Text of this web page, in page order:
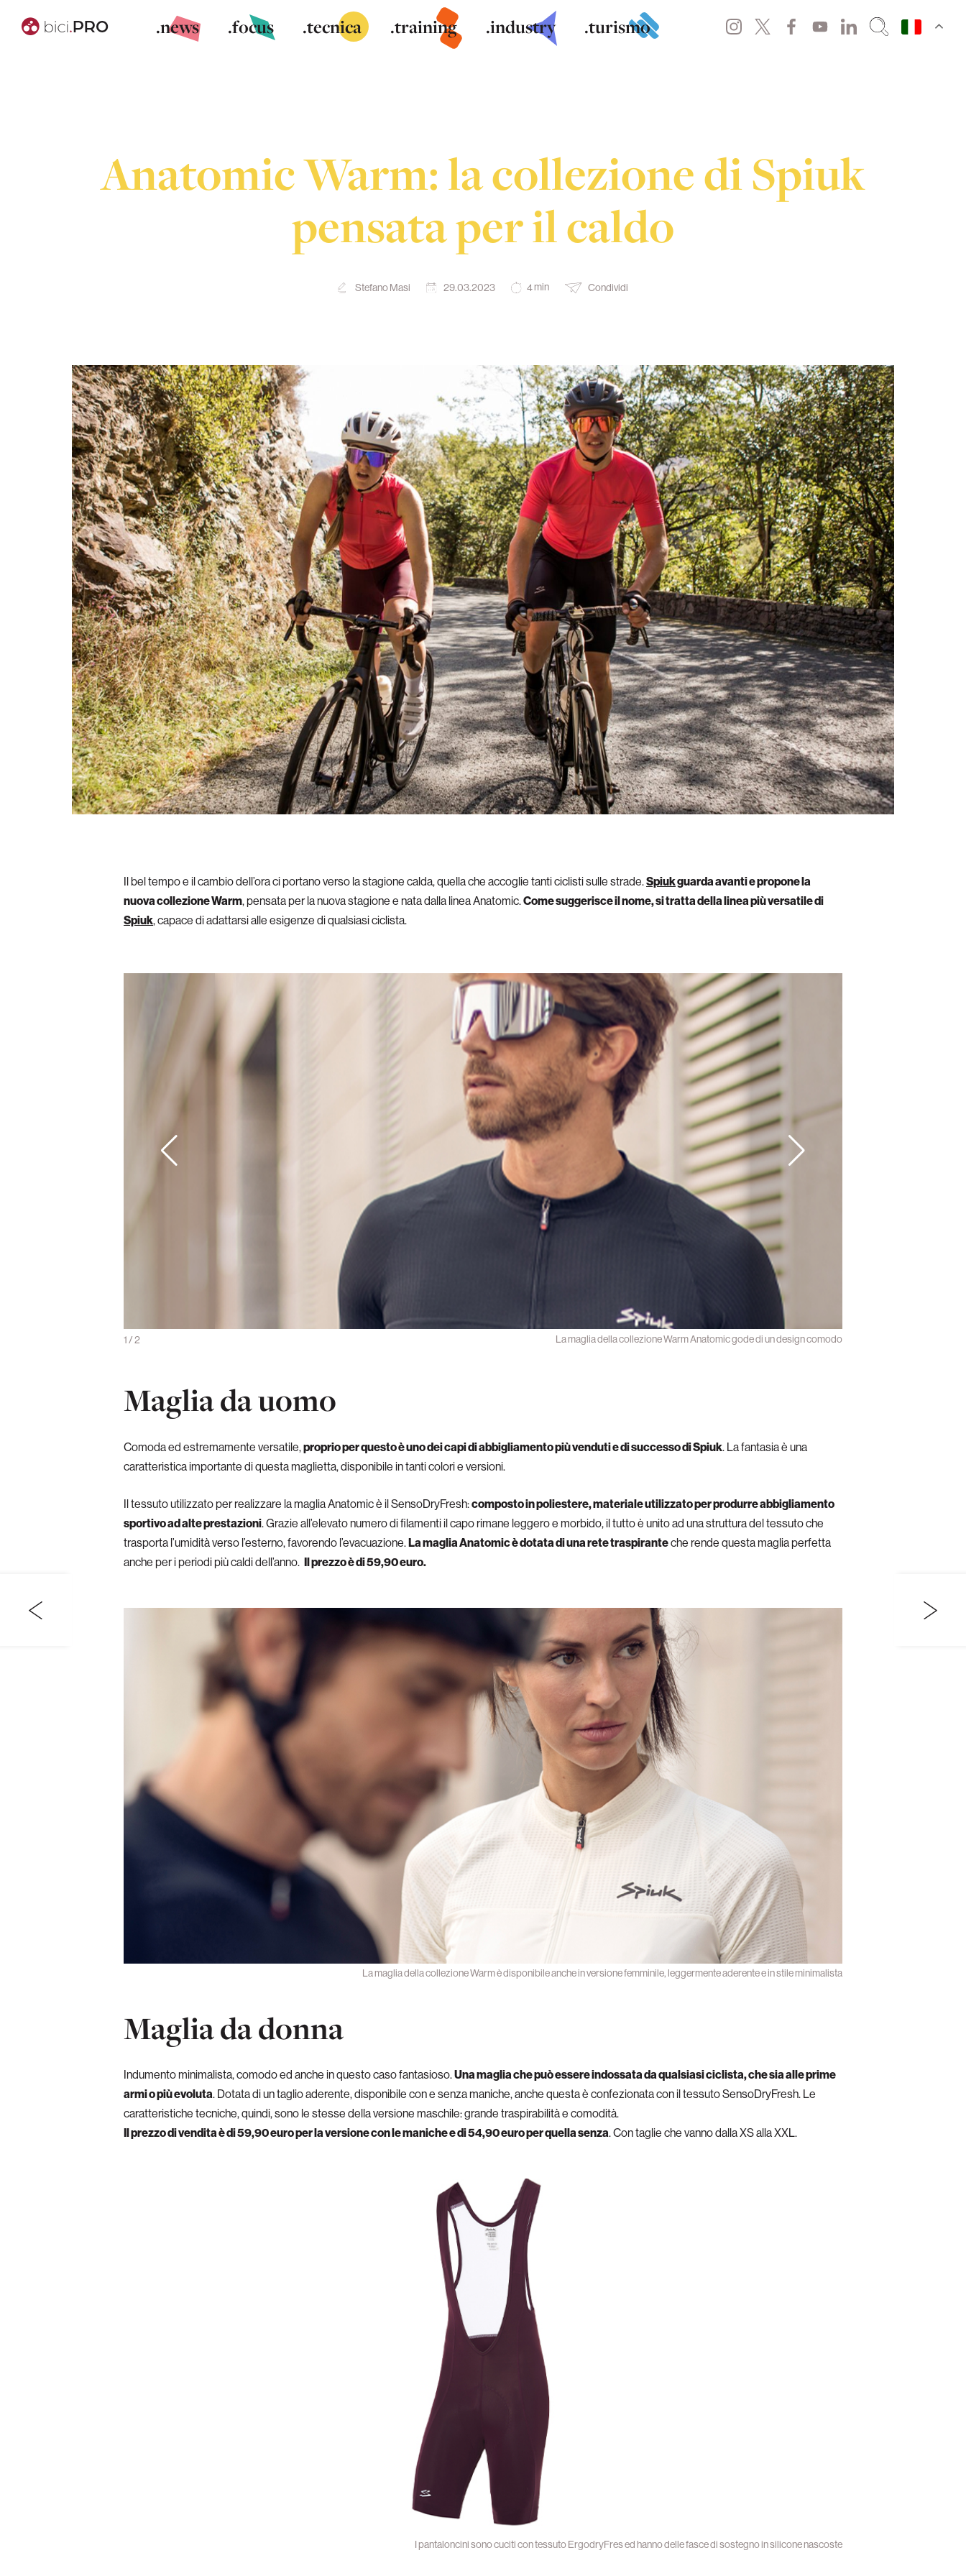
.news .focus .tecnica .training .industry .turismo
Anatomic Warm: la collezione di Spiuk
pensata per il caldo
Stefano Masi 29.03.2023 4min Condividi
Il bel tempo e il cambio dell’ora ci portano verso la stagione calda, quella che accoglie tanti ciclisti sulle strade.Spiukguarda avanti e propone la
nuova collezione Warm, pensata per la nuova stagione e nata dalla linea Anatomic.Come suggerisce il nome, si tratta della linea più versatile di
Spiuk, capace di adattarsi alle esigenze di qualsiasi ciclista.
La maglia della collezione Warm Anatomic gode di un design comodo
1/2
Maglia da uomo
Comoda ed estremamente versatile,proprio per questo è uno dei capi di abbigliamento più venduti e di successo di Spiuk. La fantasia è una
caratteristica importante di questa maglietta, disponibile in tanti colori e versioni.
Il tessuto utilizzato per realizzare la maglia Anatomic è il SensoDryFresh:composto in poliestere, materiale utilizzato per produrre abbigliamento
sportivo ad alte prestazioni. Grazie all’elevato numero di filamenti il capo rimane leggero e morbido, il tutto è unito ad una struttura del tessuto che
trasporta l’umidità verso l’esterno, favorendo l’evacuazione.La maglia Anatomic è dotata di una rete traspiranteche rende questa maglia perfetta
anche per i periodi più caldi dell’anno. Il prezzo è di 59,90 euro.
La maglia della collezione Warm è disponibile anche in versione femminile, leggermente aderente e in stile minimalista
Maglia da donna
Indumento minimalista, comodo ed anche in questo caso fantasioso.Una maglia che può essere indossata da qualsiasi ciclista, che sia alle prime
armi o più evoluta. Dotata di un taglio aderente, disponibile con e senza maniche, anche questa è confezionata con il tessuto SensoDryFresh. Le
caratteristiche tecniche, quindi, sono le stesse della versione maschile: grande traspirabilità e comodità.
Il prezzo di vendita è di 59,90 euro per la versione con le maniche e di 54,90 euro per quella senza. Con taglie che vanno dalla XS alla XXL.
I pantaloncini sono cuciti con tessuto ErgodryFres ed hanno delle fasce di sostegno in silicone nascoste